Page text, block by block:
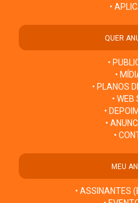
•
QUER
•
•
• PLANOS
• WEB
•
•
•
MEU
• ASSINANTES